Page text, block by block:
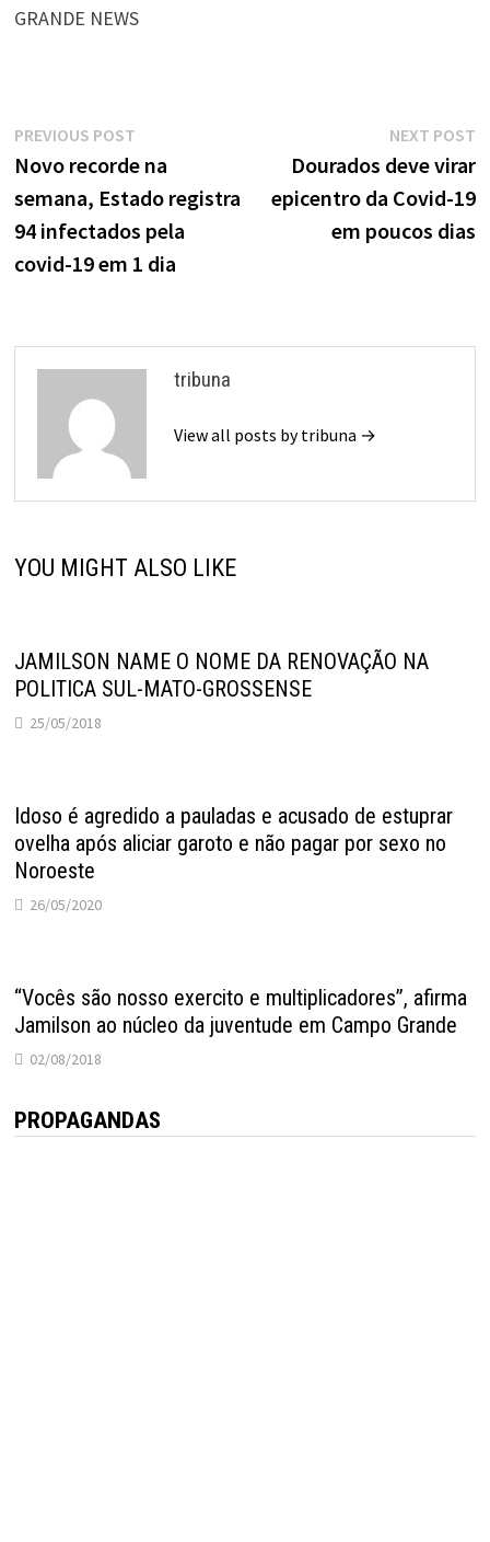
GRANDE NEWS
Navegação
de
Post
PREVIOUS POSTPrevious
post:
Novo recorde na
semana, Estado registra
94 infectados pela
covid-19 em 1 dia
NEXT POST
Dourados deve virar
epicentro da Covid-19
em poucos dias
tribuna
View all posts by tribuna →
YOU MIGHT ALSO LIKE
JAMILSON NAME O NOME DA RENOVAÇÃO NA
POLITICA SUL-MATO-GROSSENSE
25/05/2018
Idoso é agredido a pauladas e acusado de estuprar
ovelha após aliciar garoto e não pagar por sexo no
Noroeste
26/05/2020
“Vocês são nosso exercito e multiplicadores”, afirma
Jamilson ao núcleo da juventude em Campo Grande
02/08/2018
PROPAGANDAS